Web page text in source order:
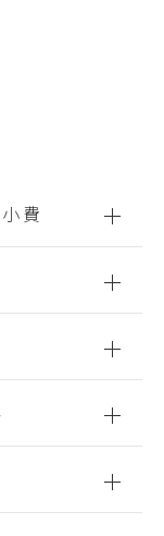
費
但整趟行
最至關重
而得到合
心態，陪
包含項目
項目（含
型化契約
約內容辦
空公司通
後確認
需補單人房
本社安排
廚設計的